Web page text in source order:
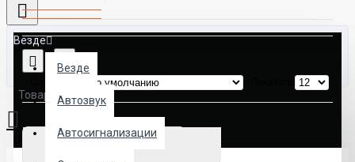
Везде
Везде
Автозвук
Автосигнализации
Товаров: 0 (0.00р.)